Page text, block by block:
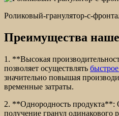
Роликовый-гранулятор-с-
Преимущества
1. **Высокая
позволяет осуществлять
значительно повышая
временные затраты.
2. **Однородность продукта**:
получение гранул одинакового